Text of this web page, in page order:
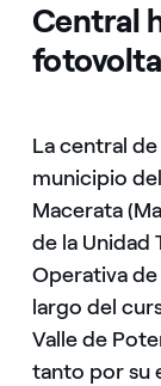
Central
La central
municipio
Macerata
de la Unidad
Operativa
largo del
Valle de
tanto por su